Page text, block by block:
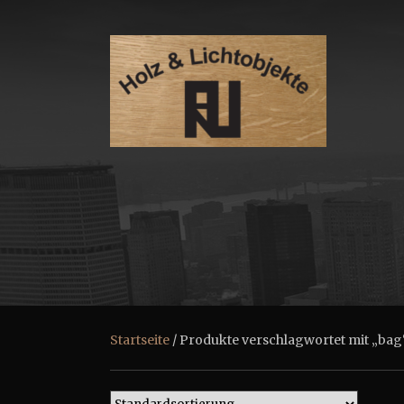
Startseite / Produkte verschlagwortet mit